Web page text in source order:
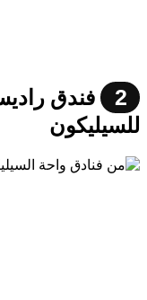
2
فندق
للسيليكون